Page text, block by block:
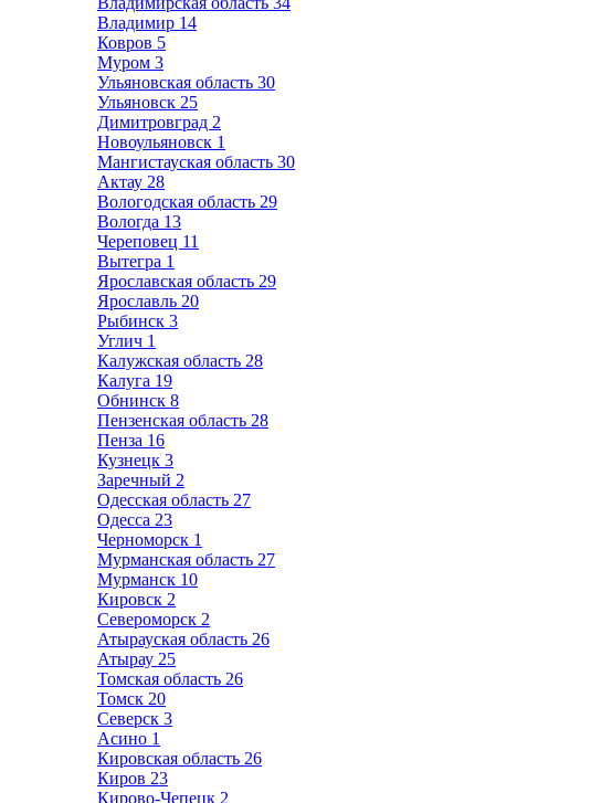
Владимир 14
Ковров 5
Муром 3
Ульяновская область 30
Ульяновск 25
Димитровград 2
Новоульяновск 1
Мангистауская область 30
Актау 28
Вологодская область 29
Вологда 13
Череповец 11
Вытегра 1
Ярославская область 29
Ярославль 20
Рыбинск 3
Углич 1
Калужская область 28
Калуга 19
Обнинск 8
Пензенская область 28
Пенза 16
Кузнецк 3
Заречный 2
Одесская область 27
Одесса 23
Черноморск 1
Мурманская область 27
Мурманск 10
Кировск 2
Североморск 2
Атырауская область 26
Атырау 25
Томская область 26
Томск 20
Северск 3
Асино 1
Кировская область 26
Киров 23
Кирово-Чепецк 2